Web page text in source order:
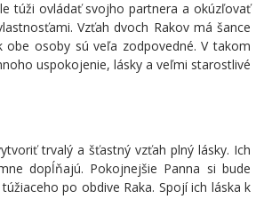
túži ovládať svojho partnera a okúzľovať
Vzťah dvoch Rakov má šance
obe osoby sú veľa zodpovedné. V takom
uspokojenie, lásky a veľmi starostlivé
trvalý a šťastný vzťah plný lásky. Ich
dopĺňajú. Pokojnejšie Panna si bude
po obdive Raka. Spojí ich láska k